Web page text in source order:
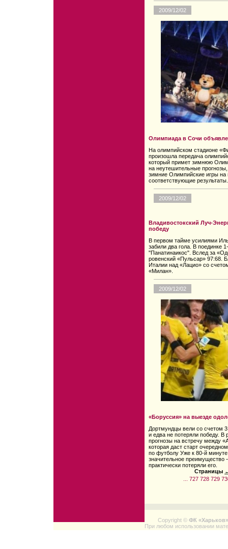
2009/12/02
Олимпиада в Сочи
На олимпийском стадионе
произошла передача
который примет зимнюю
на неутешительные
зимние Олимпийские игры
соответствующие результаты.
2009/12/02
Владивостокский Луч-
победу
В первом тайме усилиями
забили два гола. В поединке
"Панатинаикос". Вслед за
ровенский «Пульсар» 97:68.
Италии над «Лацио» со
«Милан».
2009/12/02
«Боруссия» на выезде
Дортмундцы вели со счетом
и едва не потеряли победу. В
прогнозы на встречу между
которая даст старт
по футболу Уже к 80-й
значительное преимущество
практически потеряли его.
Страницы
727 728 729
Copyright © ФК «Харьков»
При любом использовании